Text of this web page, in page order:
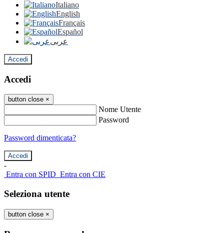
Italiano
English
Français
Español
عربى
Accedi
Accedi
button close ×
Nome Utente
Password
Password dimenticata?
-
Entra con SPID Entra con CIE
Seleziona utente
button close ×